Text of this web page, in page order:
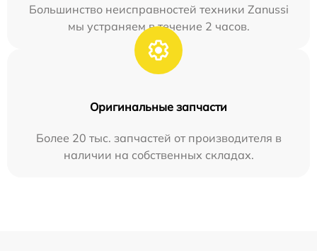
Большинство неисправностей техники Zanussi
мы устраняем в течение 2 часов.
Оригинальные запчасти
Более 20 тыс. запчастей от производителя в
наличии на собственных складах.